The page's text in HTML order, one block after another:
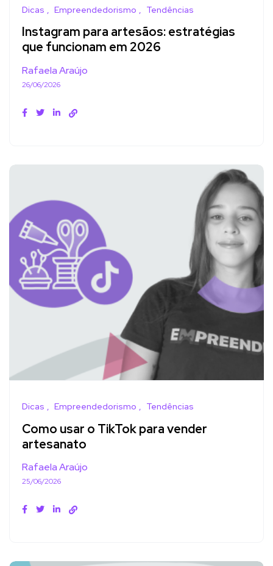
Dicas Empreendedorismo Tendências
Instagram para artesãos: estratégias
que funcionam em 2026
Rafaela Araújo
26/06/2026
Dicas Empreendedorismo Tendências
Como usar o TikTok para vender
artesanato
Rafaela Araújo
25/06/2026